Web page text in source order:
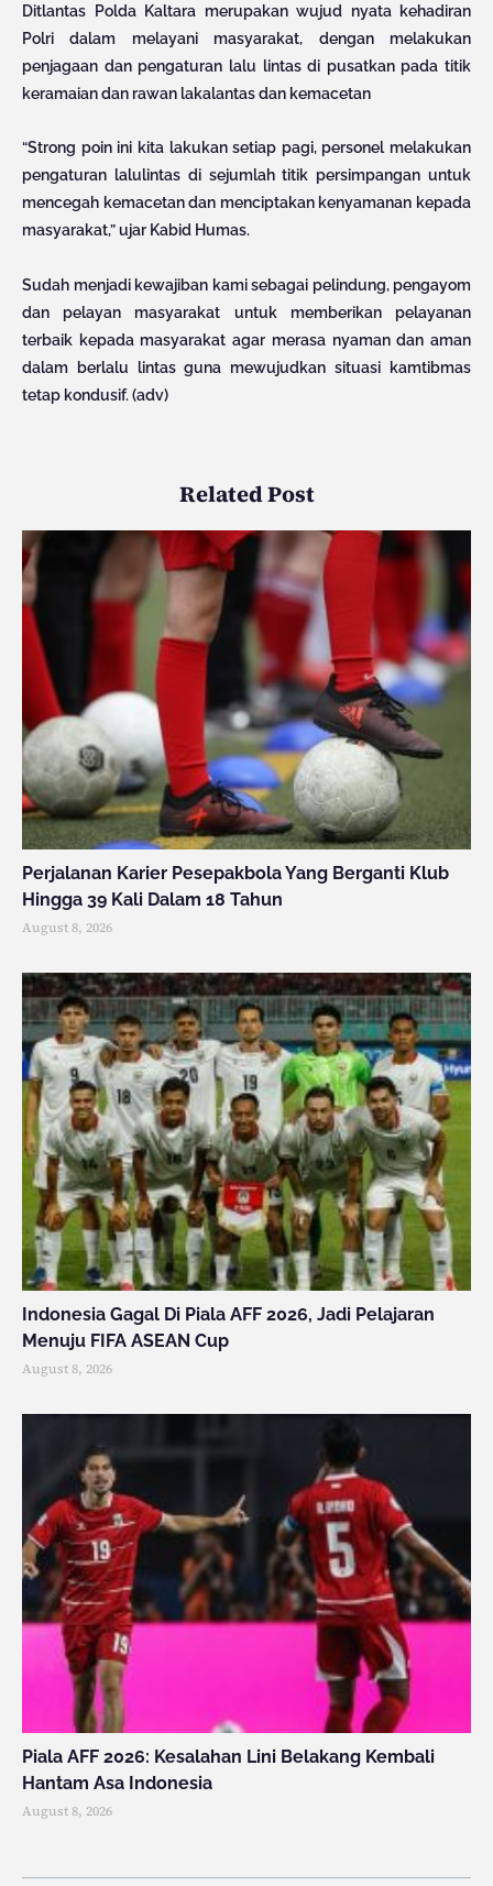
Ditlantas Polda Kaltara merupakan wujud nyata kehadiran
Polri dalam melayani masyarakat, dengan melakukan
penjagaan dan pengaturan lalu lintas di pusatkan pada titik
keramaian dan rawan lakalantas dan kemacetan
“Strong poin ini kita lakukan setiap pagi, personel melakukan
pengaturan lalulintas di sejumlah titik persimpangan untuk
mencegah kemacetan dan menciptakan kenyamanan kepada
masyarakat,” ujar Kabid Humas.
Sudah menjadi kewajiban kami sebagai pelindung, pengayom
dan pelayan masyarakat untuk memberikan pelayanan
terbaik kepada masyarakat agar merasa nyaman dan aman
dalam berlalu lintas guna mewujudkan situasi kamtibmas
tetap kondusif. (adv)
Related Post
Perjalanan Karier Pesepakbola Yang Berganti Klub
Hingga 39 Kali Dalam 18 Tahun
August 8, 2026
Indonesia Gagal Di Piala AFF 2026, Jadi Pelajaran
Menuju FIFA ASEAN Cup
August 8, 2026
Piala AFF 2026: Kesalahan Lini Belakang Kembali
Hantam Asa Indonesia
August 8, 2026